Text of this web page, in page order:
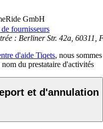
GmbH
fournisseurs
: Berliner Str. 42a, 60311,
d'aide Tiqets, nous
du prestataire d'activités
et d'annulation